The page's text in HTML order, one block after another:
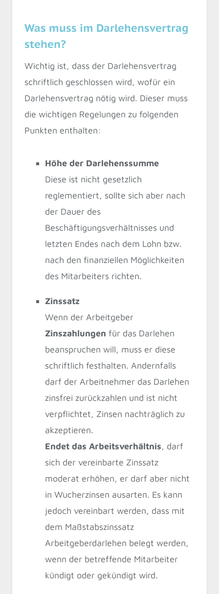
Was muss im Darlehensvertrag
stehen?
Wichtig ist, dass der Darlehensvertrag
schriftlich geschlossen wird, wofür ein
Darlehensvertrag nötig wird. Dieser muss
die wichtigen Regelungen zu folgenden
Punkten enthalten:
Höhe der Darlehenssumme
Diese ist nicht gesetzlich
reglementiert, sollte sich aber nach
der Dauer des
Beschäftigungsverhältnisses und
letzten Endes nach dem Lohn bzw.
nach den finanziellen Möglichkeiten
des Mitarbeiters richten.
Zinssatz
Wenn der Arbeitgeber
Zinszahlungen für das Darlehen
beanspruchen will, muss er diese
schriftlich festhalten. Andernfalls
darf der Arbeitnehmer das Darlehen
zinsfrei zurückzahlen und ist nicht
verpflichtet, Zinsen nachträglich zu
akzeptieren.
Endet das Arbeitsverhältnis, darf
sich der vereinbarte Zinssatz
moderat erhöhen, er darf aber nicht
in Wucherzinsen ausarten. Es kann
jedoch vereinbart werden, dass mit
dem Maßstabszinssatz
Arbeitgeberdarlehen belegt werden,
wenn der betreffende Mitarbeiter
kündigt oder gekündigt wird.